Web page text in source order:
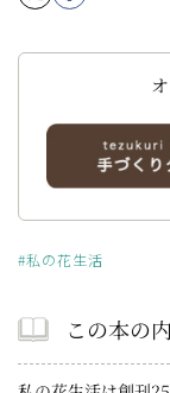
#私の花生活
この本の